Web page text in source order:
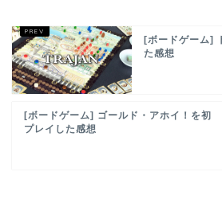
[ボードゲーム]
た感想
[ボードゲーム] ゴールド・アホイ！を初
プレイした感想